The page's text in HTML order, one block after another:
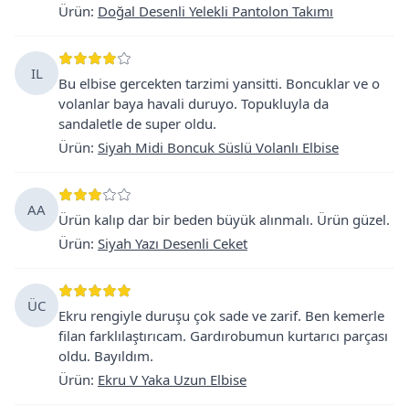
Ürün: Doğal Desenli Yelekli Pantolon Takımı
IL
Bu elbise gercekten tarzimi yansitti. Boncuklar ve o
volanlar baya havali duruyo. Topukluyla da
sandaletle de super oldu.
Ürün: Siyah Midi Boncuk Süslü Volanlı Elbise
AA
Ürün kalıp dar bir beden büyük alınmalı. Ürün güzel.
Ürün: Siyah Yazı Desenli Ceket
ÜC
Ekru rengiyle duruşu çok sade ve zarif. Ben kemerle
filan farklılaştırıcam. Gardırobumun kurtarıcı parçası
oldu. Bayıldım.
Ürün: Ekru V Yaka Uzun Elbise